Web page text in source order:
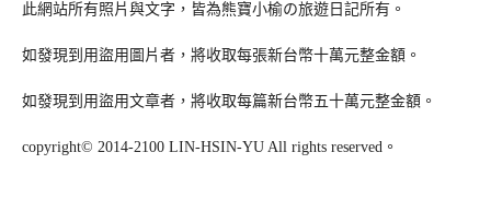
此網站所有照片與文字，皆為熊寶小榆の旅遊日記所有。
如發現到用盜用圖片者，將收取每張新台幣十萬元整金額。
如發現到用盜用文章者，將收取每篇新台幣五十萬元整金額。
copyright© 2014-2100 LIN-HSIN-YU All rights reserved。